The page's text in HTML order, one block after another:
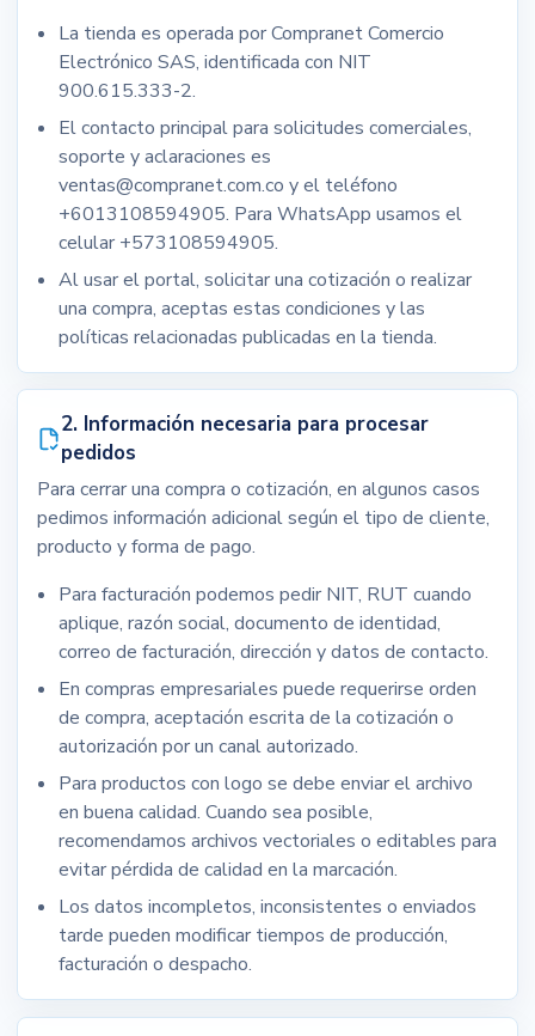
La tienda es operada por Compranet Comercio
Electrónico SAS, identificada con NIT
900.615.333-2.
El contacto principal para solicitudes comerciales,
soporte y aclaraciones es
ventas@compranet.com.co y el teléfono
+6013108594905. Para WhatsApp usamos el
celular +573108594905.
Al usar el portal, solicitar una cotización o realizar
una compra, aceptas estas condiciones y las
políticas relacionadas publicadas en la tienda.
2. Información necesaria para procesar
pedidos
Para cerrar una compra o cotización, en algunos casos
pedimos información adicional según el tipo de cliente,
producto y forma de pago.
Para facturación podemos pedir NIT, RUT cuando
aplique, razón social, documento de identidad,
correo de facturación, dirección y datos de contacto.
En compras empresariales puede requerirse orden
de compra, aceptación escrita de la cotización o
autorización por un canal autorizado.
Para productos con logo se debe enviar el archivo
en buena calidad. Cuando sea posible,
recomendamos archivos vectoriales o editables para
evitar pérdida de calidad en la marcación.
Los datos incompletos, inconsistentes o enviados
tarde pueden modificar tiempos de producción,
facturación o despacho.